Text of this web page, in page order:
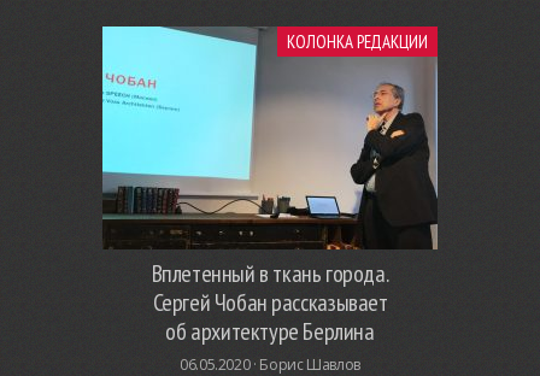
КОЛОНКА РЕДАКЦИИ
Вплетенный в ткань города.
Сергей Чобан рассказывает
об архитектуре Берлина
06.05.2020 · Борис Шавлов